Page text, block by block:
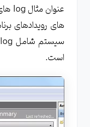
است.